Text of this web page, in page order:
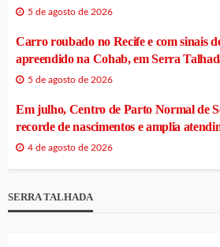
5 de agosto de 2026
Carro roubado no Recife e com sinais
apreendido na Cohab, em Serra
5 de agosto de 2026
Em julho, Centro de Parto Normal de
recorde de nascimentos e amplia
4 de agosto de 2026
SERRA TALHADA